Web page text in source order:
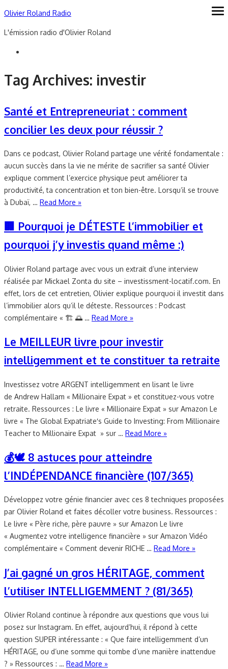
Skip
content
Olivier Roland Radio
L'émission radio d'Olivier Roland
Tag Archives: investir
Santé et Entrepreneuriat : comment
concilier les deux pour réussir ?
Dans ce podcast, Olivier Roland partage une vérité fondamentale :
aucun succès dans la vie ne mérite de sacrifier sa santé Olivier
explique comment l’exercice physique peut améliorer ta
productivité, ta concentration et ton bien-être. Lorsqu’il se trouve
à Dubaï, … Read More »
🏢 Pourquoi je DÉTESTE l’immobilier et
pourquoi j’y investis quand même :)
Olivier Roland partage avec vous un extrait d’une interview
réalisée par Mickael Zonta du site – investissment-locatif.com. En
effet, lors de cet entretien, Olivier explique pourquoi il investit dans
l’immobilier alors qu’il le déteste. Ressources : Podcast
complémentaire « 🏗 🌅 … Read More »
Le MEILLEUR livre pour investir
intelligemment et te constituer ta retraite
Investissez votre ARGENT intelligemment en lisant le livre
de Andrew Hallam « Millionaire Expat » et constituez-vous votre
retraite. Ressources : Le livre « Millionaire Expat » sur Amazon Le
livre « The Global Expatriate′s Guide to Investing: From Millionaire
Teacher to Millionaire Expat » sur … Read More »
💰🕊 8 astuces pour atteindre
l’INDÉPENDANCE financière (107/365)
Développez votre génie financier avec ces 8 techniques proposées
par Olivier Roland et faites décoller votre business. Ressources :
Le livre « Père riche, père pauvre » sur Amazon Le livre
« Augmentez votre intelligence financière » sur Amazon Vidéo
complémentaire « Comment devenir RICHE … Read More »
J’ai gagné un gros HÉRITAGE, comment
l’utiliser INTELLIGEMMENT ? (81/365)
Olivier Roland continue à répondre aux questions que vous lui
posez sur Instagram. En effet, aujourd’hui, il répond à cette
question SUPER intéressante : « Que faire intelligemment d’un
HÉRITAGE, ou d’une somme qui tombe d’une manière inattendue
? » Ressources : … Read More »